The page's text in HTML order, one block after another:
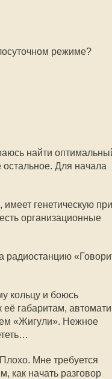
режиме?
найти
остальное. Для начала
имеет генетическую
организационные
радиостанцию
кольцу и боюсь
габаритам,
«Жигули». Нежное
Мне требуется
как начать разговор